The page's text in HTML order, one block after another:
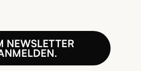
NEWSLETTER